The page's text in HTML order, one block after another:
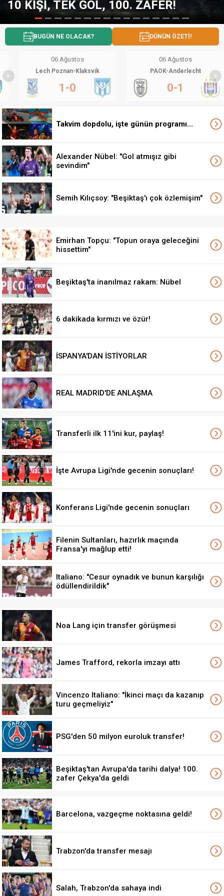
SALAH GERÇEĞİNİ
BUGÜN NE OLACAK? DÜNÜN ÖZETİ!
<
06 Ağustos
Lech Poznan-Klaksvik
1-0
06 Ağustos
PAOK-Anderlecht
0-1
>
Takvim dopdolu, işte günün programı...
Alexander Nübel: "Gol atmışız gibi
sevindim"
Semih Kılıçsoy: "Beşiktaş'ı çok özlemişim"
Emirhan Topçu: "Topun oraya geleceğini
hissettim"
Beşiktaş'ta inanılmaz rakam: Nübel
6 dakikada kırmızı ve özür!
İSPANYA'DAN İSTİYORLAR
REAL MADRID'DE ANLAŞMA
Transferli ilk 11'ini kur, paylaş!
İşte Avrupa Ligi'nde gecenin sonuçları!
Konferans Ligi'nde gecenin sonuçları
Filenin Sultanları, hazırlık maçında
Fransa'yı mağlup etti!
Italiano: "Cesur oynadık ve bunun karşılığı
ödüllendirildik"
Noa Lang için transfer görüşmesi
James Trafford, rekorla imzayı attı
Vincenzo Italiano: "İkinci maçı da kazanıp
turu geçmeliyiz"
PSG'den 50 milyon euroluk transfer!
Beşiktaş'tan Avrupa'da tarihi dalya! 100.
zafer Çekya'da geldi
Barcelona, vazgeçme noktasına geldi!
Trabzon'da transfer mesajı
Salah, Trabzon'da sahaya indi